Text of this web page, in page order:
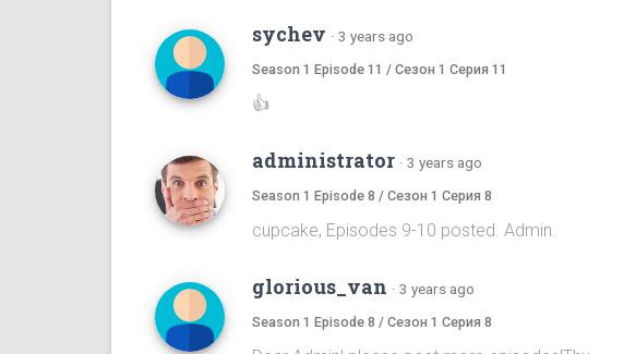
sychev · 3 years ago
Season 1 Episode 11 / Сезон 1 Серия 11
👍
administrator · 3 years ago
Season 1 Episode 8 / Сезон 1 Серия 8
cupcake, Episodes 9-10 posted. Admin.
glorious_van · 3 years ago
Season 1 Episode 8 / Сезон 1 Серия 8